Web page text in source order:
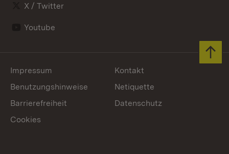
X / Twitter
Youtube
Impressum
Kontakt
Benutzungshinweise
Netiquette
Barrierefreiheit
Datenschutz
Cookies